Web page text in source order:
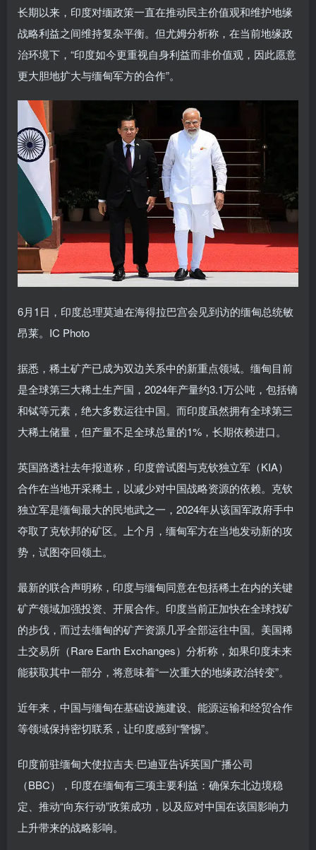
长期以来，印度对缅政策一直在推动民主价值观和维护地缘
战略利益之间维持复杂平衡。但尤姆分析称，在当前地缘政
治环境下，“印度如今更重视自身利益而非价值观，因此愿意
更大胆地扩大与缅甸军方的合作”。
6月1日，印度总理莫迪在海得拉巴宫会见到访的缅甸总统敏
昂莱。IC Photo
据悉，稀土矿产已成为双边关系中的新重点领域。缅甸目前
是全球第三大稀土生产国，2024年产量约3.1万公吨，包括镝
和铽等元素，绝大多数运往中国。而印度虽然拥有全球第三
大稀土储量，但产量不足全球总量的1%，长期依赖进口。
英国路透社去年报道称，印度曾试图与克钦独立军（KIA）
合作在当地开采稀土，以减少对中国战略资源的依赖。克钦
独立军是缅甸最大的民地武之一，2024年从该国军政府手中
夺取了克钦邦的矿区。上个月，缅甸军方在当地发动新的攻
势，试图夺回领土。
最新的联合声明称，印度与缅甸同意在包括稀土在内的关键
矿产领域加强投资、开展合作。印度当前正加快在全球找矿
的步伐，而过去缅甸的矿产资源几乎全部运往中国。美国稀
土交易所（Rare Earth Exchanges）分析称，如果印度未来
能获取其中一部分，将意味着“一次重大的地缘政治转变”。
近年来，中国与缅甸在基础设施建设、能源运输和经贸合作
等领域保持密切联系，让印度感到“警惕”。
印度前驻缅甸大使拉吉夫·巴迪亚告诉英国广播公司
（BBC），印度在缅甸有三项主要利益：确保东北边境稳
定、推动“向东行动”政策成功，以及应对中国在该国影响力
上升带来的战略影响。